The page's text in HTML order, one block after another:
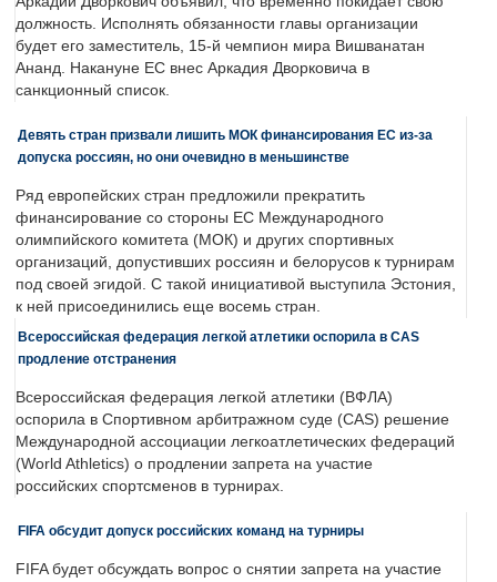
должность. Исполнять обязанности главы организации
будет его заместитель, 15-й чемпион мира Вишванатан
Ананд. Накануне ЕС внес Аркадия Дворковича в
санкционный список.
Девять стран призвали лишить МОК финансирования ЕС из-за
допуска россиян, но они очевидно в меньшинстве
Ряд европейских стран предложили прекратить
финансирование со стороны ЕС Международного
олимпийского комитета (МОК) и других спортивных
организаций, допустивших россиян и белорусов к турнирам
под своей эгидой. С такой инициативой выступила Эстония,
к ней присоединились еще восемь стран.
Всероссийская федерация легкой атлетики оспорила в CAS
продление отстранения
Всероссийская федерация легкой атлетики (ВФЛА)
оспорила в Спортивном арбитражном суде (CAS) решение
Международной ассоциации легкоатлетических федераций
(World Athletics) о продлении запрета на участие
российских спортсменов в турнирах.
FIFA обсудит допуск российских команд на турниры
FIFA будет обсуждать вопрос о снятии запрета на участие